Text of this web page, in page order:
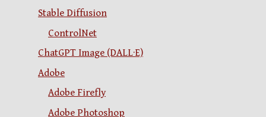
Stable Diffusion
ControlNet
ChatGPT Image (DALL·E)
Adobe
Adobe Firefly
Adobe Photoshop